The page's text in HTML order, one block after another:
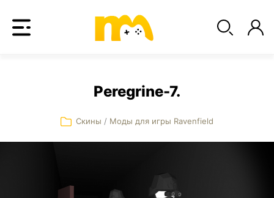
Peregrine-7.
Скины / Моды для игры Ravenfield